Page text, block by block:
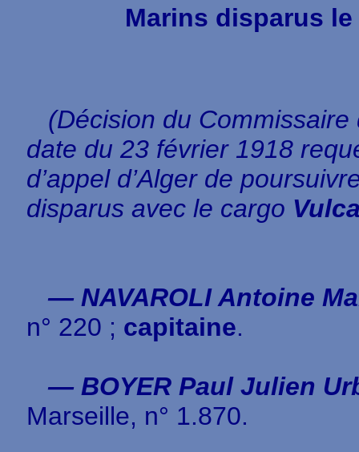
Marins disparus
(Décision du
date du 23 février 1918
d’appel d’Alger de
disparus avec le cargo
— NAVAROLI Antoine
n° 220 ; capitaine.
— BOYER Paul Julien
Marseille, n° 1.870.